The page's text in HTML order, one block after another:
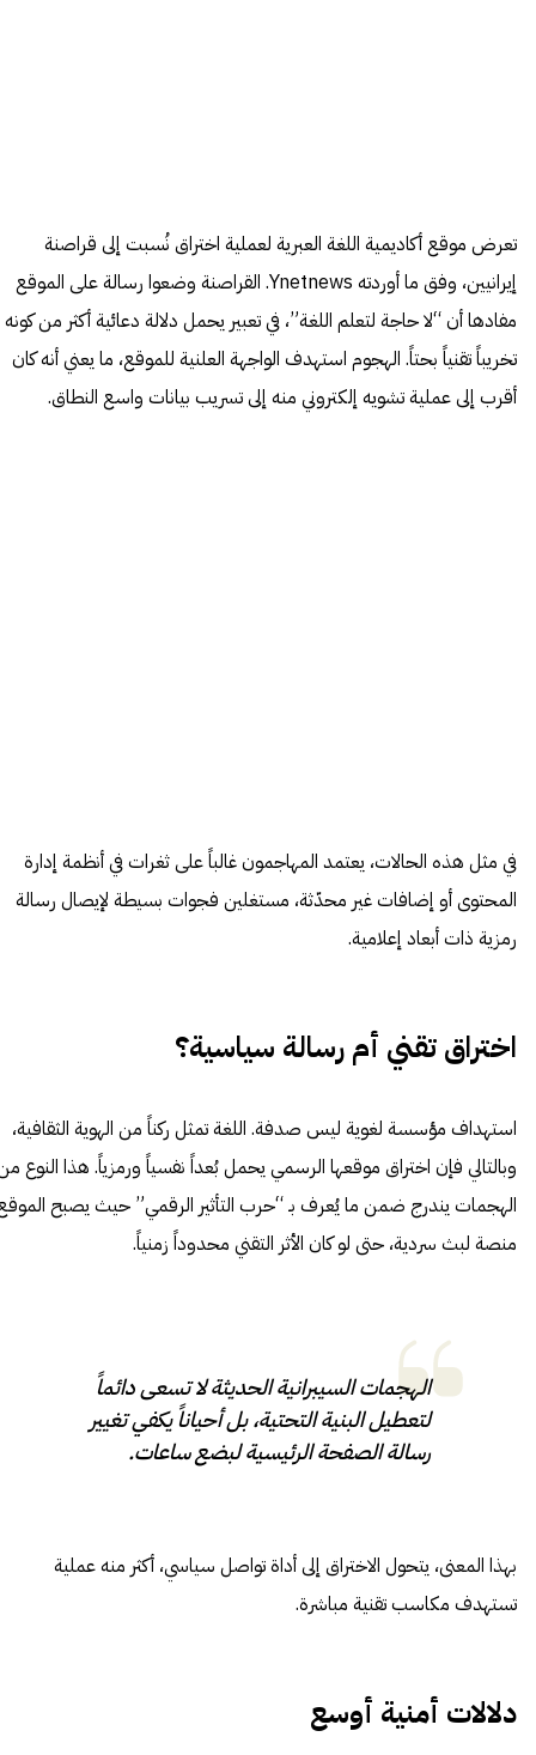
تعرض موقع أكاديمية اللغة العبرية لعملية اختراق نُسبت إلى قراصنة
إيرانيين، وفق ما أوردته Ynetnews. القراصنة وضعوا رسالة على الموقع
مفادها أن “لا حاجة لتعلم اللغة”، في تعبير يحمل دلالة دعائية أكثر من كونه
تخريباً تقنياً بحتاً. الهجوم استهدف الواجهة العلنية للموقع، ما يعني أنه كان
أقرب إلى عملية تشويه إلكتروني منه إلى تسريب بيانات واسع النطاق.
في مثل هذه الحالات، يعتمد المهاجمون غالباً على ثغرات في أنظمة إدارة
المحتوى أو إضافات غير محدّثة، مستغلين فجوات بسيطة لإيصال رسالة
رمزية ذات أبعاد إعلامية.
اختراق تقني أم رسالة سياسية؟
استهداف مؤسسة لغوية ليس صدفة. اللغة تمثل ركناً من الهوية الثقافية،
وبالتالي فإن اختراق موقعها الرسمي يحمل بُعداً نفسياً ورمزياً. هذا النوع
الهجمات يندرج ضمن ما يُعرف بـ “حرب التأثير الرقمي” حيث يصبح
منصة لبث سردية، حتى لو كان الأثر التقني محدوداً زمنياً.
الهجمات السيبرانية الحديثة لا تسعى دائماً
لتعطيل البنية التحتية، بل أحياناً يكفي تغيير
رسالة الصفحة الرئيسية لبضع ساعات.
بهذا المعنى، يتحول الاختراق إلى أداة تواصل سياسي، أكثر منه عملية
تستهدف مكاسب تقنية مباشرة.
دلالات أمنية أوسع